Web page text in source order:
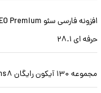
حرفه ای 28.1
مجموعه 130 آیکون رایگان Icons8 به صورت SVG